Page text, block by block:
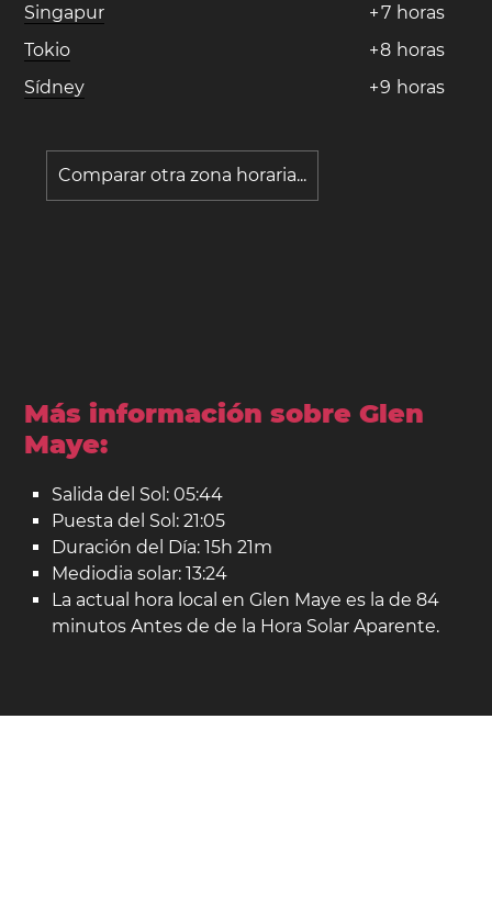
Singapur
+7 horas
Tokio
+8 horas
Sídney
+9 horas
Comparar otra zona horaria...
Más información sobre Glen
Maye:
Salida del Sol: 05:44
Puesta del Sol: 21:05
Duración del Día: 15h 21m
Mediodia solar: 13:24
La actual hora local en Glen Maye es la de 84
minutos Antes de de la Hora Solar Aparente.